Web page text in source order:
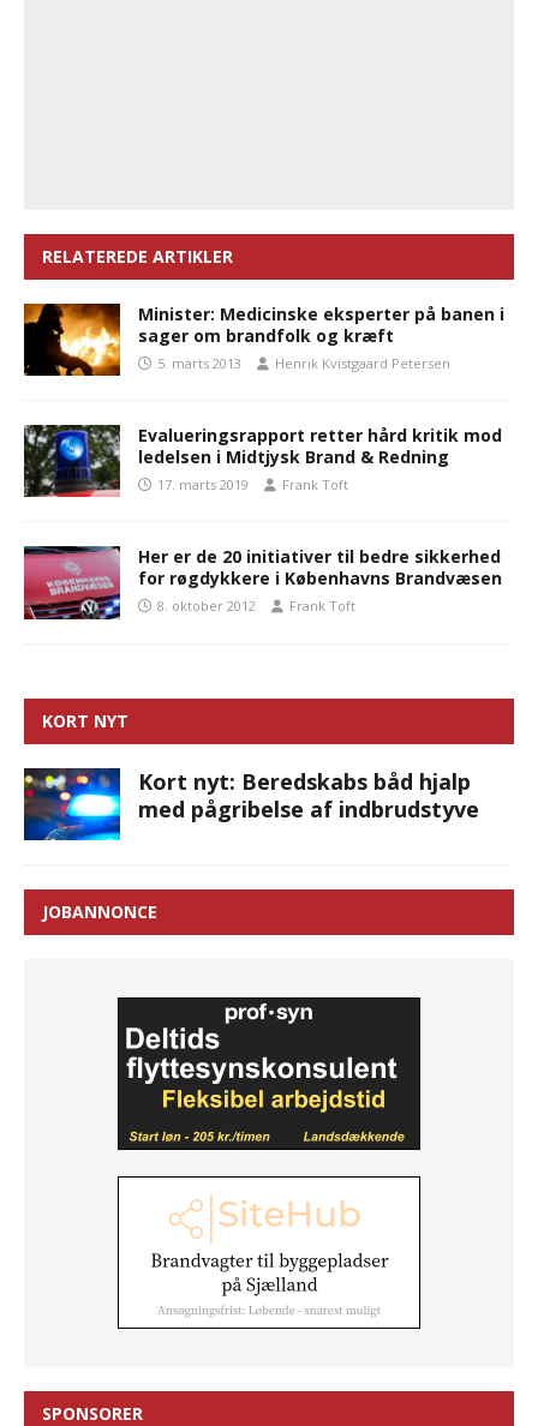
RELATEREDE ARTIKLER
Minister: Medicinske eksperter på banen i
sager om brandfolk og kræft
5. marts 2013 Henrik Kvistgaard Petersen
Evalueringsrapport retter hård kritik mod
ledelsen i Midtjysk Brand & Redning
17. marts 2019 Frank Toft
Her er de 20 initiativer til bedre sikkerhed
for røgdykkere i Københavns Brandvæsen
8. oktober 2012 Frank Toft
KORT NYT
Kort nyt: Beredskabs båd hjalp
med pågribelse af indbrudstyve
JOBANNONCE
SPONSORER